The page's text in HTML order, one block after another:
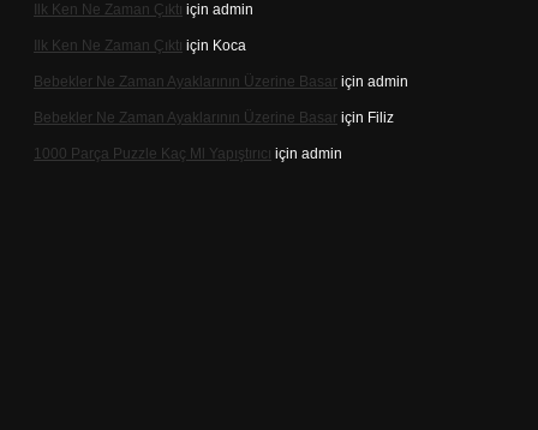
Ilk Ken Ne Zaman Çıktı için admin
Ilk Ken Ne Zaman Çıktı için Koca
Bebekler Ne Zaman Ayaklarının Üzerine Basar için admin
Bebekler Ne Zaman Ayaklarının Üzerine Basar için Filiz
1000 Parça Puzzle Kaç Ml Yapıştırıcı için admin